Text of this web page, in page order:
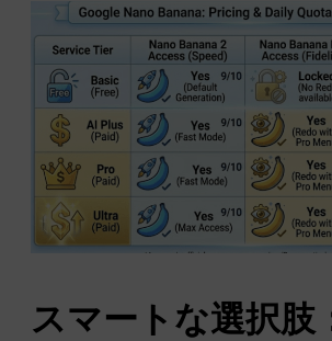
スマートな選択肢